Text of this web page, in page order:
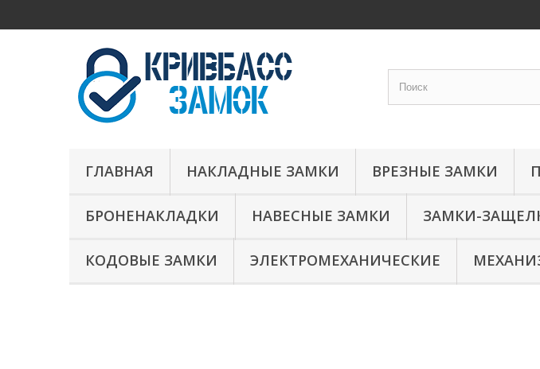
ГЛАВНАЯ НАКЛАДНЫЕ ЗАМКИ ВРЕЗНЫЕ ЗАМКИ
БРОНЕНАКЛАДКИ НАВЕСНЫЕ ЗАМКИ ЗАМКИ-
КОДОВЫЕ ЗАМКИ ЭЛЕКТРОМЕХАНИЧЕСКИЕ